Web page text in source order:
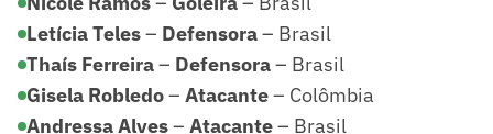
Letícia Teles– Defensora– Brasil
Thaís Ferreira– Defensora– Brasil
Gisela Robledo– Atacante– Colômbia
Andressa Alves– Atacante– Brasil